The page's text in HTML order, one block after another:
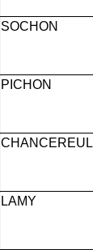
SOCHON
PICHON
CHANCEREUL
LAMY